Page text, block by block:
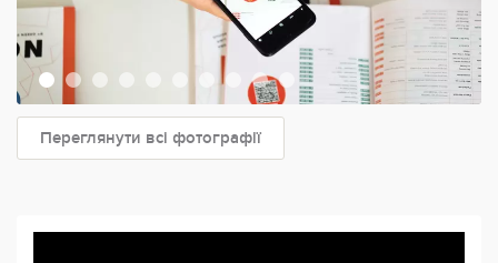
Переглянути всі фотографії